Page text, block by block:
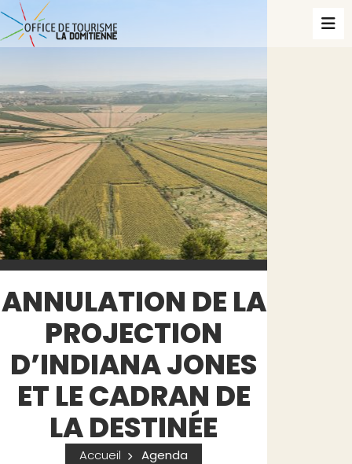
ANNULATION DE LA
PROJECTION
D’INDIANA JONES
ET LE CADRAN DE
LA DESTINÉE
Accueil Agenda